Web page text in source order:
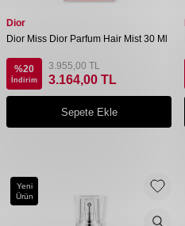
Dior
Dior Miss Dior Parfum Hair Mist 30 Ml
%20
İndirim
3.955,00 TL
3.164,00 TL
Sepete Ekle
Yeni
Ürün